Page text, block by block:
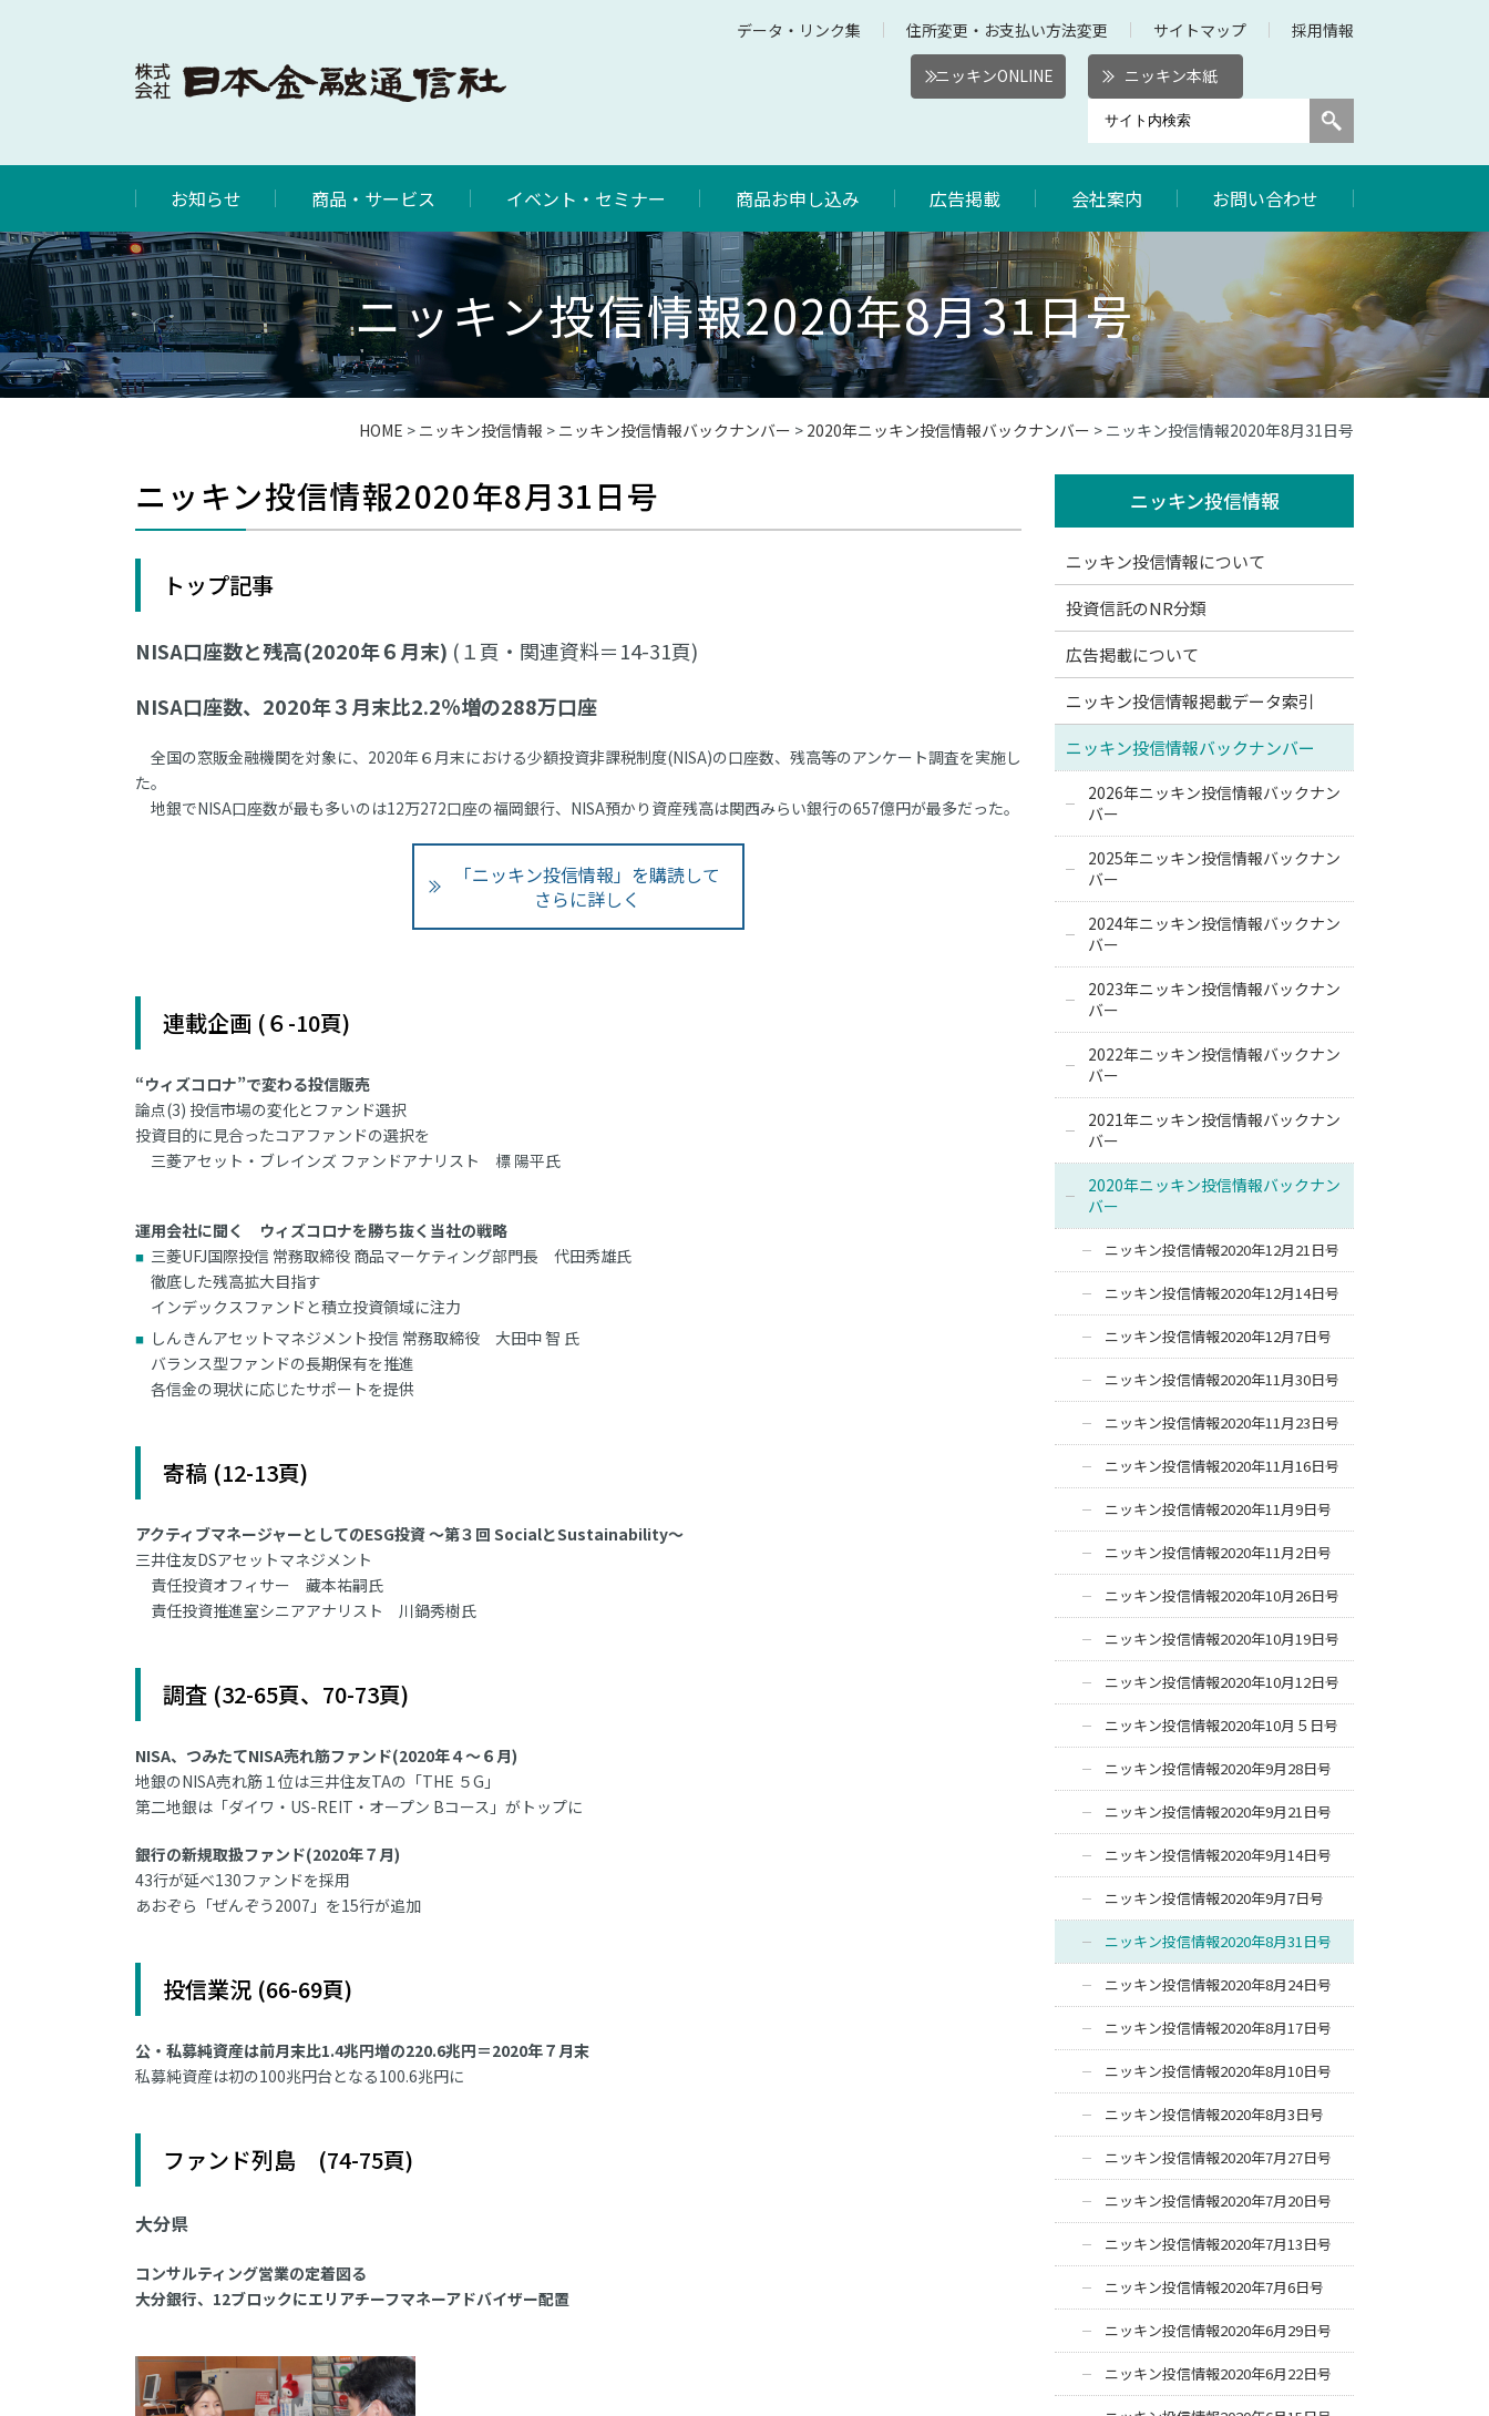
データ・リンク集 住所変更・お支払い方法変更 サイトマップ 採用情報
ニッキンONLINE ニッキン本紙
お知らせ 商品・サービス イベント・セミナー 商品お申し込み 広告掲載 会社案内 お問い合わせ
ニッキン投信情報2020年8月31日号
HOME > ニッキン投信情報 > ニッキン投信情報バックナンバー > 2020年ニッキン投信情報バックナンバー > ニッキン投信情報2020年8月31日号
ニッキン投信情報2020年8月31日号
トップ記事
NISA口座数と残高(2020年６月末) (１頁・関連資料＝14-31頁)
NISA口座数、2020年３月末比2.2％増の288万口座
全国の窓販金融機関を対象に、2020年６月末における少額投資非課税制度(NISA)の口座数、残高等のアンケート調査を実施し
た。
地銀でNISA口座数が最も多いのは12万272口座の福岡銀行、NISA預かり資産残高は関西みらい銀行の657億円が最多だった。
「ニッキン投信情報」を購読して
さらに詳しく
連載企画 (６-10頁)
“ウィズコロナ”で変わる投信販売
論点(3) 投信市場の変化とファンド選択
投資目的に見合ったコアファンドの選択を
三菱アセット・ブレインズ ファンドアナリスト 標 陽平氏
運用会社に聞く ウィズコロナを勝ち抜く当社の戦略
三菱UFJ国際投信 常務取締役 商品マーケティング部門長 代田秀雄氏
徹底した残高拡大目指す
インデックスファンドと積立投資領域に注力
しんきんアセットマネジメント投信 常務取締役 大田中 智 氏
バランス型ファンドの長期保有を推進
各信金の現状に応じたサポートを提供
寄稿 (12-13頁)
アクティブマネージャーとしてのESG投資 ～第３回 SocialとSustainability～
三井住友DSアセットマネジメント
責任投資オフィサー 藏本祐嗣氏
責任投資推進室シニアアナリスト 川鍋秀樹氏
調査 (32-65頁、70-73頁)
NISA、つみたてNISA売れ筋ファンド(2020年４～６月)
地銀のNISA売れ筋１位は三井住友TAの「THE ５G」
第二地銀は「ダイワ・US-REIT・オープン Bコース」がトップに
銀行の新規取扱ファンド(2020年７月)
43行が延べ130ファンドを採用
あおぞら「ぜんぞう2007」を15行が追加
投信業況 (66-69頁)
公・私募純資産は前月末比1.4兆円増の220.6兆円＝2020年７月末
私募純資産は初の100兆円台となる100.6兆円に
ファンド列島 (74-75頁)
大分県
コンサルティング営業の定着図る
大分銀行、12ブロックにエリアチーフマネーアドバイザー配置
ニッキン投信情報
ニッキン投信情報について
投資信託のNR分類
広告掲載について
ニッキン投信情報掲載データ索引
ニッキン投信情報バックナンバー
2026年ニッキン投信情報バックナン
バー
2025年ニッキン投信情報バックナン
バー
2024年ニッキン投信情報バックナン
バー
2023年ニッキン投信情報バックナン
バー
2022年ニッキン投信情報バックナン
バー
2021年ニッキン投信情報バックナン
バー
2020年ニッキン投信情報バックナン
バー
ニッキン投信情報2020年12月21日号
ニッキン投信情報2020年12月14日号
ニッキン投信情報2020年12月7日号
ニッキン投信情報2020年11月30日号
ニッキン投信情報2020年11月23日号
ニッキン投信情報2020年11月16日号
ニッキン投信情報2020年11月9日号
ニッキン投信情報2020年11月2日号
ニッキン投信情報2020年10月26日号
ニッキン投信情報2020年10月19日号
ニッキン投信情報2020年10月12日号
ニッキン投信情報2020年10月５日号
ニッキン投信情報2020年9月28日号
ニッキン投信情報2020年9月21日号
ニッキン投信情報2020年9月14日号
ニッキン投信情報2020年9月7日号
ニッキン投信情報2020年8月31日号
ニッキン投信情報2020年8月24日号
ニッキン投信情報2020年8月17日号
ニッキン投信情報2020年8月10日号
ニッキン投信情報2020年8月3日号
ニッキン投信情報2020年7月27日号
ニッキン投信情報2020年7月20日号
ニッキン投信情報2020年7月13日号
ニッキン投信情報2020年7月6日号
ニッキン投信情報2020年6月29日号
ニッキン投信情報2020年6月22日号